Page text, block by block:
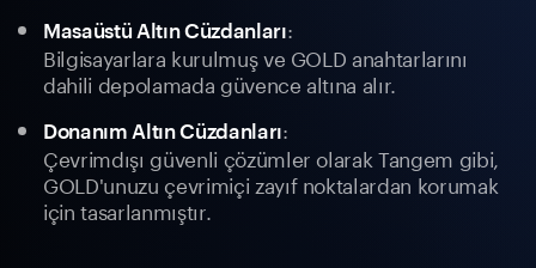
Masaüstü Altın Cüzdanları:
Bilgisayarlara kurulmuş ve GOLD anahtarlarını
dahili depolamada güvence altına alır.
Donanım Altın Cüzdanları:
Çevrimdışı güvenli çözümler olarak Tangem gibi,
GOLD'unuzu çevrimiçi zayıf noktalardan korumak
için tasarlanmıştır.